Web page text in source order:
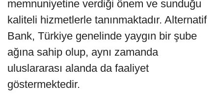
memnuniyetine verdiği önem ve sunduğu
kaliteli hizmetlerle tanınmaktadır. Alternatif
Bank, Türkiye genelinde yaygın bir şube
ağına sahip olup, aynı zamanda
uluslararası alanda da faaliyet
göstermektedir.